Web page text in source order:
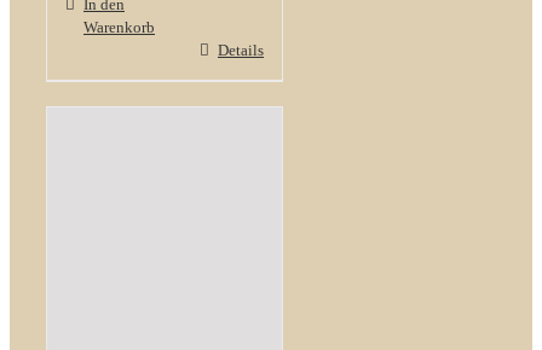
In den
Warenkorb
Details